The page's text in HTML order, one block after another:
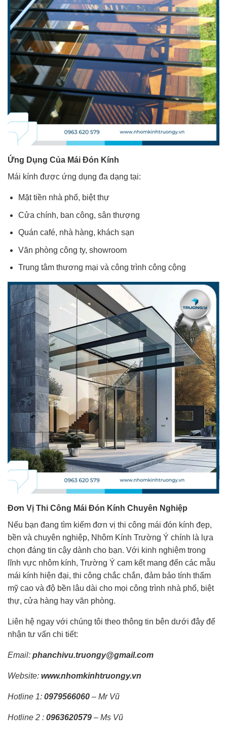
Ứng Dụng Của Mái Đón Kính
Mái kính được ứng dụng đa dạng tại:
Mặt tiền nhà phố, biệt thự
Cửa chính, ban công, sân thượng
Quán café, nhà hàng, khách sạn
Văn phòng công ty, showroom
Trung tâm thương mại và công trình công cộng
Đơn Vị Thi Công Mái Đón Kính Chuyên Nghiệp
Nếu bạn đang tìm kiếm đơn vị thi công mái đón kính đẹp,
bền và chuyên nghiệp, Nhôm Kính Trường Ý chính là lựa
chọn đáng tin cậy dành cho bạn. Với kinh nghiệm trong
lĩnh vực nhôm kính, Trường Ý cam kết mang đến các mẫu
mái kính hiện đại, thi công chắc chắn, đảm bảo tính thẩm
mỹ cao và độ bền lâu dài cho mọi công trình nhà phố, biệt
thự, cửa hàng hay văn phòng.
Liên hệ ngay với chúng tôi theo thông tin bên dưới đây để
nhận tư vấn chi tiết:
Email: phanchivu.truongy@gmail.com
Website: www.nhomkinhtruongy.vn
Hotline 1: 0979566060 – Mr Vũ
Hotline 2 : 0963620579 – Ms Vũ